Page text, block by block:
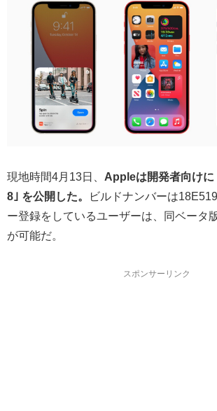
現地時間4月13日、 Appleは開発者向けに
8｣ を公開した。
ビルドナンバーは
ー登録をしているユーザーは、同ベータ
が可能だ。
スポンサーリンク